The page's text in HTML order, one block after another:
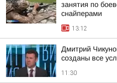
занятия по
снайперами
13:12
Дмитрий
созданы все
11:30